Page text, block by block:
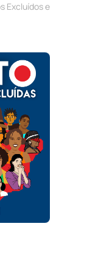
Excluídos e